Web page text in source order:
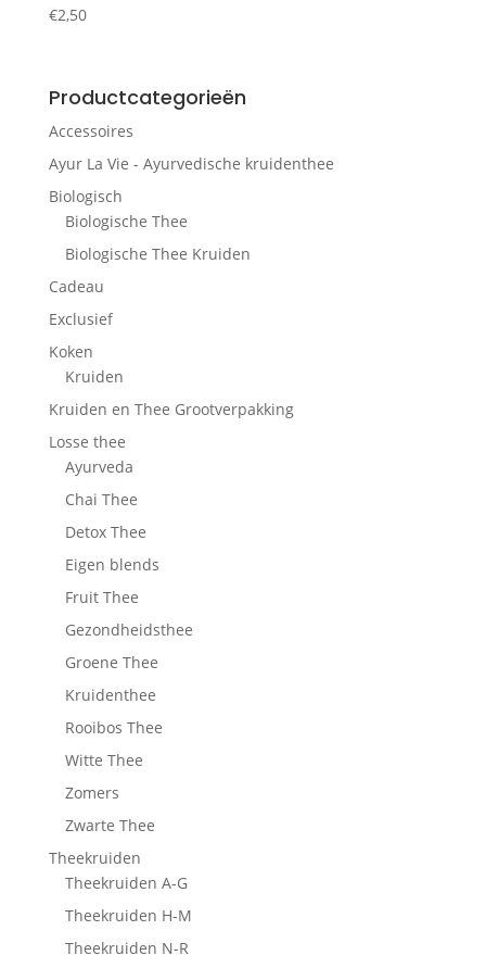
€2,50
Productcategorieën
Accessoires
Ayur La Vie - Ayurvedische kruidenthee
Biologisch
Biologische Thee
Biologische Thee Kruiden
Cadeau
Exclusief
Koken
Kruiden
Kruiden en Thee Grootverpakking
Losse thee
Ayurveda
Chai Thee
Detox Thee
Eigen blends
Fruit Thee
Gezondheidsthee
Groene Thee
Kruidenthee
Rooibos Thee
Witte Thee
Zomers
Zwarte Thee
Theekruiden
Theekruiden A-G
Theekruiden H-M
Theekruiden N-R